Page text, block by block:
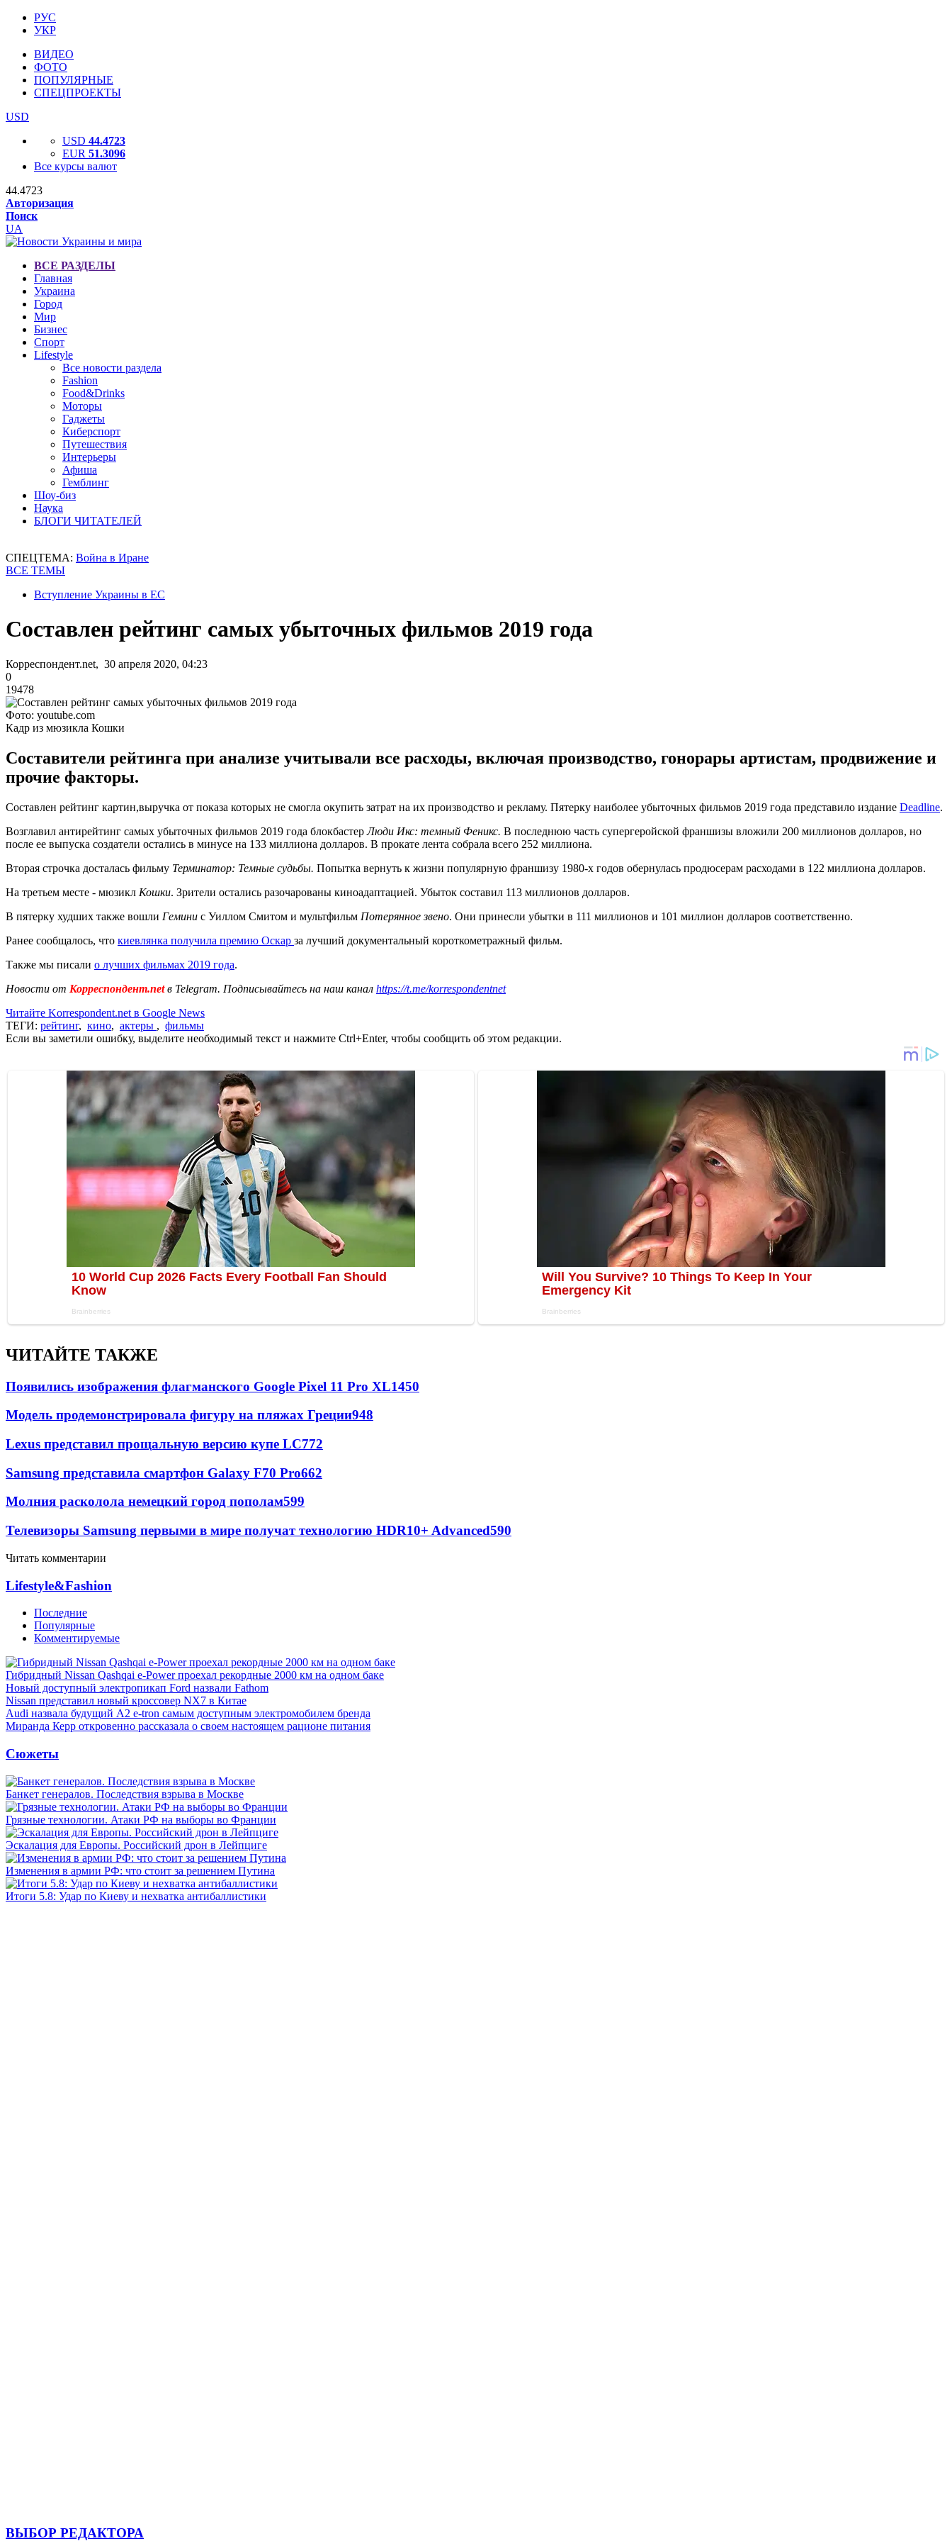
РУС
УКР
ВИДЕО
ФОТО
ПОПУЛЯРНЫЕ
СПЕЦПРОЕКТЫ
USD
USD 44.4723
EUR 51.3096
Все курсы валют
44.4723
Авторизация
Поиск
UA
ВСЕ РАЗДЕЛЫ
Главная
Украина
Город
Мир
Бизнес
Спорт
Lifestyle
Все новости раздела
Fashion
Food&Drinks
Моторы
Гаджеты
Киберспорт
Путешествия
Интерьеры
Афиша
Гемблинг
Шоу-биз
Наука
БЛОГИ ЧИТАТЕЛЕЙ
СПЕЦТЕМА: Война в Иране
ВСЕ ТЕМЫ
Вступление Украины в ЕС
Составлен рейтинг самых убыточных фильмов 2019 года
Корреспондент.net, 30 апреля 2020, 04:23
0
19478
Фото: youtube.com
Кадр из мюзикла Кошки
Составители рейтинга при анализе учитывали все расходы, включая производство, гонорары артистам, продвижение и
прочие факторы.
Составлен рейтинг картин,выручка от показа которых не смогла окупить затрат на их производство и рекламу. Пятерку наиболее убыточных фильмов 2019 года представило издание Deadline.
Возглавил антирейтинг самых убыточных фильмов 2019 года блокбастерЛюди Икс: темный Феникс. В последнюю часть супергеройской франшизы вложили 200 миллионов долларов, но
после ее выпуска создатели остались в минусе на 133 миллиона долларов. В прокате лента собрала всего 252 миллиона.
Вторая строчка досталась фильму Терминатор: Темные судьбы. Попытка вернуть к жизни популярную франшизу 1980-х годов обернулась продюсерам расходами в 122 миллиона долларов.
На третьем месте - мюзикл Кошки. Зрители остались разочарованы киноадаптацией. Убыток составил 113 миллионов долларов.
В пятерку худших также вошли Гемини с Уиллом Смитом и мультфильм Потерянное звено. Они принесли убытки в 111 миллионов и 101 миллион долларов соответственно.
Ранее сообщалось, что киевлянка получила премию Оскар за лучший документальный короткометражный фильм.
Также мы писали о лучших фильмах 2019 года.
Новости от Корреспондент.netв Telegram. Подписывайтесь на наш канал https://t.me/korrespondentnet
Читайте Korrespondent.net в Google News
ТЕГИ: рейтинг, кино, актеры , фильмы
Если вы заметили ошибку, выделите необходимый текст и нажмите Ctrl+Enter, чтобы сообщить об этом редакции.
ЧИТАЙТЕ ТАКЖЕ
Появились изображения флагманского Google Pixel 11 Pro XL1450
Модель продемонстрировала фигуру на пляжах Греции948
Lexus представил прощальную версию купе LC772
Samsung представила смартфон Galaxy F70 Pro662
Молния расколола немецкий город пополам599
Телевизоры Samsung первыми в мире получат технологию HDR10+ Advanced590
Читать комментарии
Lifestyle&Fashion
Последние
Популярные
Комментируемые
Гибридный Nissan Qashqai e-Power проехал рекордные 2000 км на одном баке
Новый доступный электропикап Ford назвали Fathom
Nissan представил новый кроссовер NX7 в Китае
Audi назвала будущий A2 e-tron самым доступным электромобилем бренда
Миранда Керр откровенно рассказала о своем настоящем рационе питания
Сюжеты
Банкет генералов. Последствия взрыва в Москве
Грязные технологии. Атаки РФ на выборы во Франции
Эскалация для Европы. Российский дрон в Лейпциге
Изменения в армии РФ: что стоит за решением Путина
Итоги 5.8: Удар по Киеву и нехватка антибаллистики
ВЫБОР РЕДАКТОРА